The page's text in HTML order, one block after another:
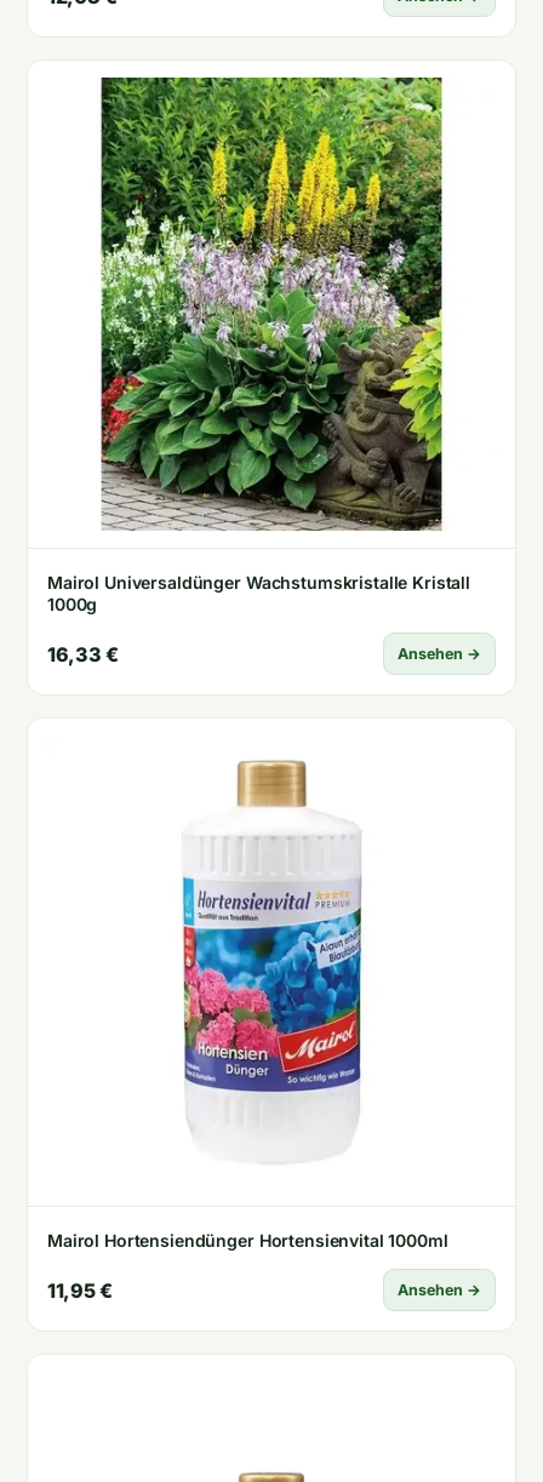
Mairol Universaldünger Wachstumskristalle Kristall
1000g
16,33 € Ansehen →
Mairol Hortensiendünger Hortensienvital 1000ml
11,95 € Ansehen →